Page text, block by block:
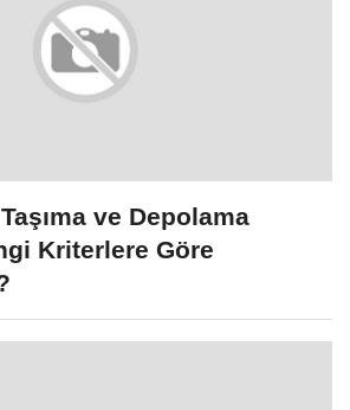
ve Depolama
Kriterlere Göre